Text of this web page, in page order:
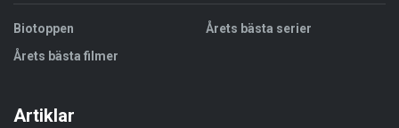
Biotoppen
Årets bästa filmer
Årets bästa serier
Artiklar